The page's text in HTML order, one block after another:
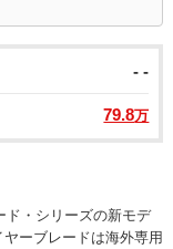
- -
79.8万
ド・シリーズの新モデ
ーブレードは海外専用